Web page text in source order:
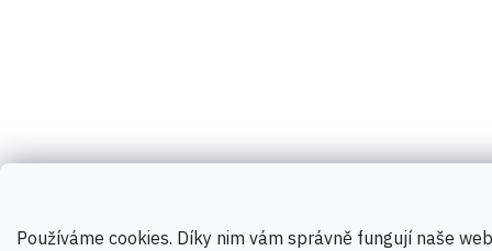
Používáme cookies. Díky nim vám správně fungují naše